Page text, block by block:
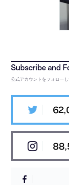
公式アカウントをフォロー